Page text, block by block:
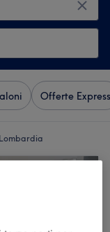
Offerte Express